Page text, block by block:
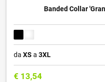
Banded Collar
da XS a 3XL
€ 13,54